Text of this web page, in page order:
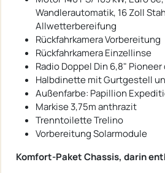
Wandlerautomatik, 16 Zoll
Allwetterbereifung
Rückfahrkamera Vorbereitung
Rückfahrkamera Einzellinse
Radio Doppel Din 6,8"
Halbdinette mit Gurtgestell
Außenfarbe: Papillion
Markise 3,75m anthrazit
Trenntoilette Trelino
Vorbereitung Solarmodule
Komfort-Paket Chassis, darin